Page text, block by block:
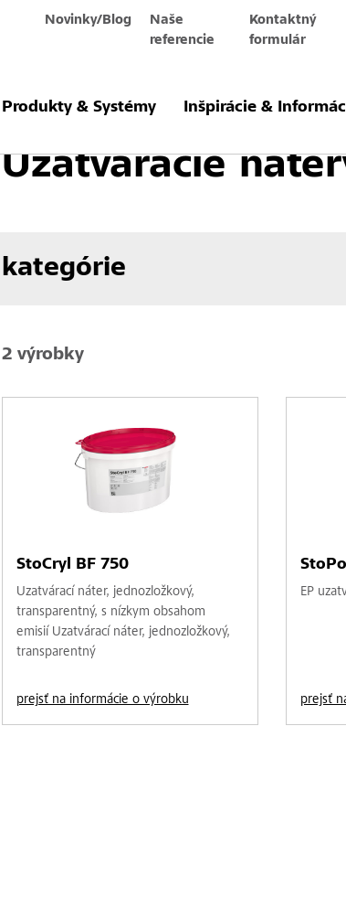
Novinky/Blog
Naše
referencie
Kontaktný
formulár
Produkty & Systémy Inšpirácie &
Uzatváracie
kategórie
2 výrobky
StoCryl BF 750
Uzatvárací náter, jednozložkový,
transparentný, s nízkym obsahom
emisií Uzatvárací náter, jednozložkový,
transparentný
prejsť na informácie o výrobku
EP
prejsť